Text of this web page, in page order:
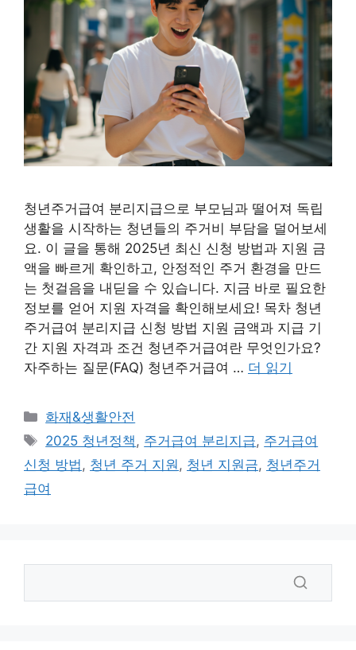
청년주거급여 분리지급으로 부모님과 떨어져 독립
생활을 시작하는 청년들의 주거비 부담을 덜어보세
요. 이 글을 통해 2025년 최신 신청 방법과 지원 금
액을 빠르게 확인하고, 안정적인 주거 환경을 만드
는 첫걸음을 내딛을 수 있습니다. 지금 바로 필요한
정보를 얻어 지원 자격을 확인해보세요! 목차 청년
주거급여 분리지급 신청 방법 지원 금액과 지급 기
간 지원 자격과 조건 청년주거급여란 무엇인가요?
자주하는 질문(FAQ) 청년주거급여 … 더 읽기
카
테
리
화재&생활안전
태
그
2025 청년정책 , 주거급여 분리지급, 주거급여
신청 방법 , 청년 주거 지원 , 청년 지원금, 청년주거
급여